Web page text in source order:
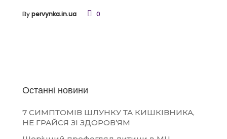
Bypervynka.in.ua 0
Останні новини
7 СИМПТОМІВ ШЛУНКУ ТА КИШКІВНИКА,
НЕ ГРАЙСЯ ЗІ ЗДОРОВ’ЯМ